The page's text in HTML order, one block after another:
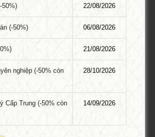
50%) 22/08/2026
(-50%) 06/08/2026
21/08/2026
nghiệp (-50% còn
28/10/2026
Cấp Trung (-50% còn
14/09/2026